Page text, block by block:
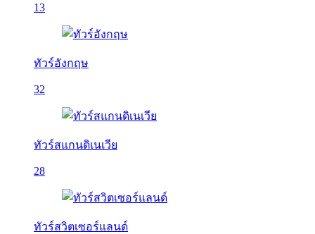
13
ทัวร์อังกฤษ
32
ทัวร์สแกนดิเนเวีย
28
ทัวร์สวิตเซอร์แลนด์